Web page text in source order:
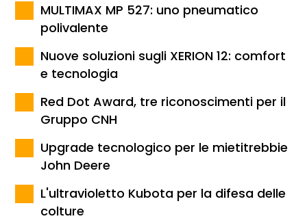
MULTIMAX MP 527: uno pneumatico
polivalente
Nuove soluzioni sugli XERION 12: comfort
e tecnologia
Red Dot Award, tre riconoscimenti per il
Gruppo CNH
Upgrade tecnologico per le mietitrebbie
John Deere
L'ultravioletto Kubota per la difesa delle
colture